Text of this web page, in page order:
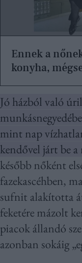
Ennek a
konyha,
Jó házból való
mint nap
kendővel járt be
később nőként
fazekascéhben,
sufnit alakította
feketére mázolt
piacok állandó
azonban sokáig